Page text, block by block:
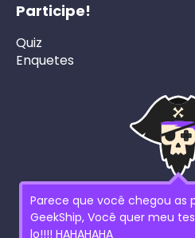
Participe!
Quiz
Enquetes
Parece que você chegou as
GeekShip, Você quer meu
lo!!!! HAHAHAHA